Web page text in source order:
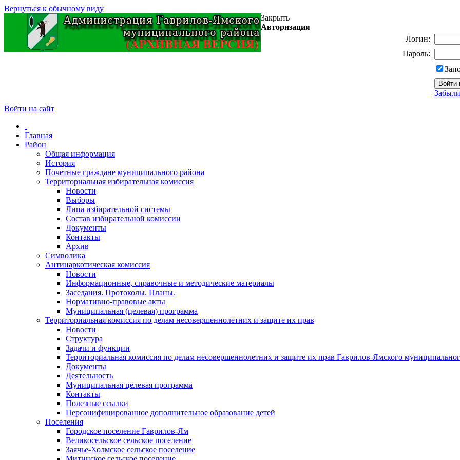
Вернуться к обычному виду
Закрыть
Авторизация
Логин:
Пароль:
Войти на сайт
Главная
Район
Общая информация
История
Почетные граждане муниципального района
Территориальная избирательная комиссия
Новости
Выборы
Лица избирательной системы
Состав избирательной комиссии
Документы
Контакты
Архив
Символика
Антинаркотическая комиссия
Новости
Информационные, справочные и методические материалы
Заседания. Протоколы. Планы.
Нормативно-правовые акты
Муниципальная (целевая) программа
Территориальная комиссия по делам несовершеннолетних и защите их прав
Новости
Структура
Задачи и функции
Территориальная комиссия по делам несовершеннолетних и защите их прав Гаврилов-Ямского
Документы
Деятельность
Муниципальная целевая программа
Контакты
Полезные ссылки
Персонифицированное дополнительное образование детей
Поселения
Городское поселение Гаврилов-Ям
Великосельское сельское поселение
Заячье-Холмское сельское поселение